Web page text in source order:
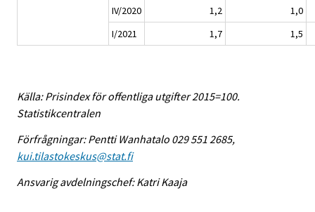
IV/2020
1,2
1,0
I/2021
1,7 1,5
Källa: Prisindex för offentliga utgifter 2015=100.
Statistikcentralen
Förfrågningar: Pentti Wanhatalo 029 551 2685,
kui.tilastokeskus@stat.fi
Ansvarig avdelningschef: Katri Kaaja